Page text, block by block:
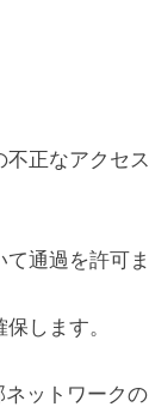
正なアクセス
通過を許可ま
します。
ットワークの